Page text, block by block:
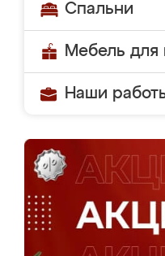
Спальни
Мебель для
Наши